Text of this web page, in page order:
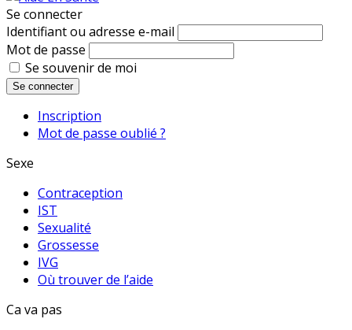
Se connecter
Identifiant ou adresse e-mail
Mot de passe
Se souvenir de moi
Se connecter
Inscription
Mot de passe oublié ?
Sexe
Contraception
IST
Sexualité
Grossesse
IVG
Où trouver de l’aide
Ca va pas